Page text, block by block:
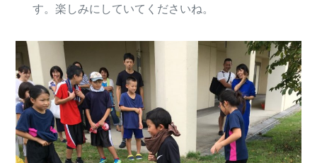
す。楽しみにしていてくださいね。